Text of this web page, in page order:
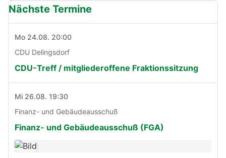
Nächste Termine
Mo 24.08. 20:00
CDU Delingsdorf
CDU-Treff / mitgliederoffene Fraktionssitzung
Mi 26.08. 19:30
Finanz- und Gebäudeausschuß
Finanz- und Gebäudeausschuß (FGA)